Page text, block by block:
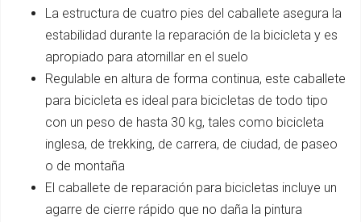
La estructura de cuatro pies del caballete asegura la
estabilidad durante la reparación de la bicicleta y es
apropiado para atornillar en el suelo
Regulable en altura de forma continua, este caballete
para bicicleta es ideal para bicicletas de todo tipo
con un peso de hasta 30 kg, tales como bicicleta
inglesa, de trekking, de carrera, de ciudad, de paseo
o de montaña
El caballete de reparación para bicicletas incluye un
agarre de cierre rápido que no daña la pintura